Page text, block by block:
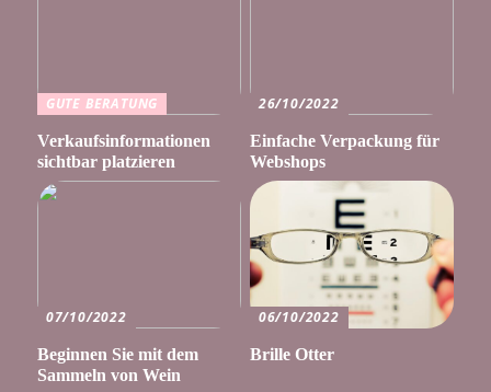
GUTE BERATUNG
Verkaufsinformationen
sichtbar platzieren
26/10/2022
Einfache Verpackung für
Webshops
07/10/2022
Beginnen Sie mit dem
Sammeln von Wein
06/10/2022
Brille Otter